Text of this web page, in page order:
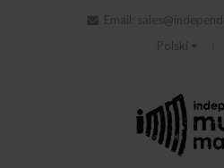
Email:
Polski